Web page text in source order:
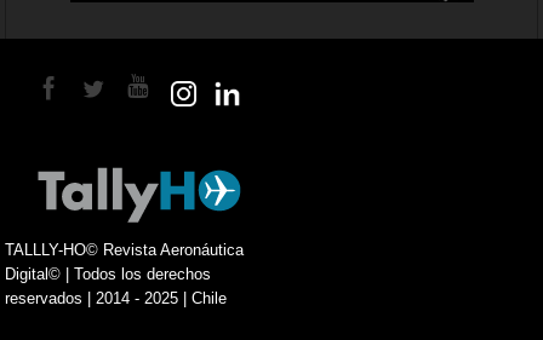
TALLLY-HO© Revista Aeronáutica
Digital© | Todos los derechos
reservados | 2014 - 2025 | Chile